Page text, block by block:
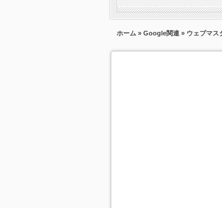
ホーム » Google関連 » ウェブマス